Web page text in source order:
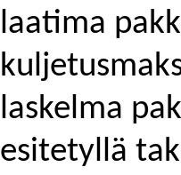
laatima
laskelma
esitetyllä